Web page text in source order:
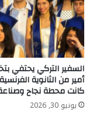
السفير التركي يحتفي
أمير من الثانوية
كانت محطة نجاح
يونيو 30, 2026